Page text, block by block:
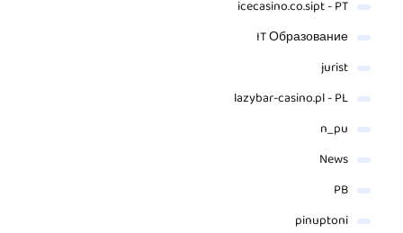
icecasino.co.sipt - PT
IT Образование
jurist
lazybar-casino.pl - PL
n_pu
News
PB
pinuptoni